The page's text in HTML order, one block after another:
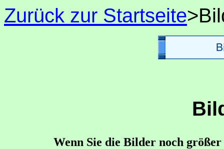
Zurück zur Startseite
Wenn Sie die Bilder noch